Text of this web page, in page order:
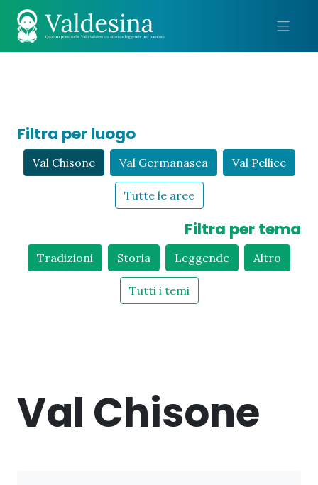
Filtra per luogo
Val Chisone Val Germanasca Val Pellice
Tutte le aree
Filtra per tema
Tradizioni Storia Leggende Altro
Tutti i temi
Val Chisone